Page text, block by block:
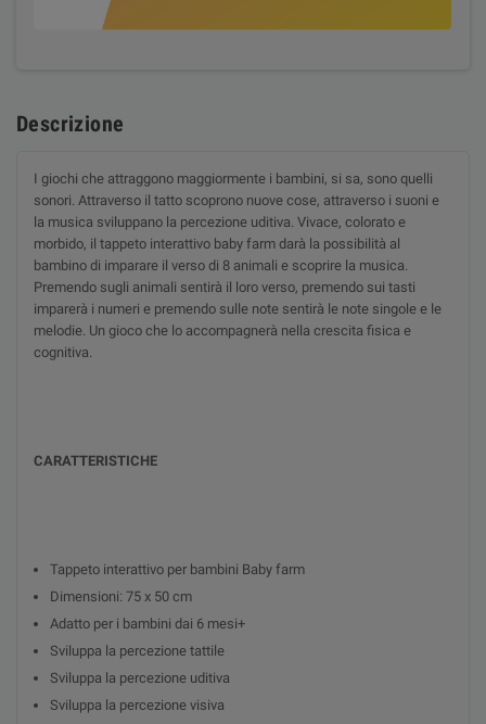
Descrizione
I giochi che attraggono maggiormente i bambini, si sa, sono quelli
sonori. Attraverso il tatto scoprono nuove cose, attraverso i suoni e
la musica sviluppano la percezione uditiva. Vivace, colorato e
morbido, il tappeto interattivo baby farm darà la possibilità al
bambino di imparare il verso di 8 animali e scoprire la musica.
Premendo sugli animali sentirà il loro verso, premendo sui tasti
imparerà i numeri e premendo sulle note sentirà le note singole e le
melodie. Un gioco che lo accompagnerà nella crescita fisica e
cognitiva.
CARATTERISTICHE
Tappeto interattivo per bambini Baby farm
Dimensioni: 75 x 50 cm
Adatto per i bambini dai 6 mesi+
Sviluppa la percezione tattile
Sviluppa la percezione uditiva
Sviluppa la percezione visiva